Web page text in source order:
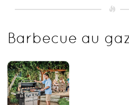
Barbecue au